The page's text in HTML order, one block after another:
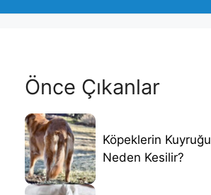
Önce Çıkanlar
Köpeklerin Kuyruğu
Neden Kesilir?